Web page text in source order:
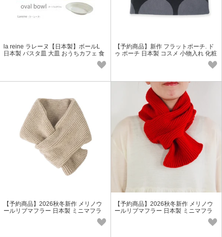
la reine ラレーヌ【日本製】ボールL
日本製 パスタ皿 大皿 おうちカフェ 食
【予約商品】新作 フラットポーチ. ド
ゥ ポーチ 日本製 コスメ 小物入れ 化粧
【予約商品】2026秋冬新作 メリノウ
ールリブマフラー 日本製 ミニマフラ
【予約商品】2026秋冬新作 メリノウ
ールリブマフラー 日本製 ミニマフラ